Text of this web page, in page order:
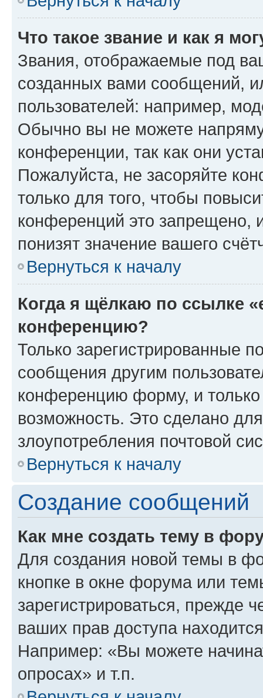
Что такое звание и как я
Звания, отображаемые под
созданных вами сообщений,
пользователей: например,
Обычно вы не можете
конференции, так как они
Пожалуйста, не засоряйте
только для того, чтобы
конференций это запрещено,
понизят значение вашего
Вернуться к началу
Когда я щёлкаю по ссылке
конференцию?
Только зарегистрированные
сообщения другим
конференцию форму, и
возможность. Это сделано
злоупотребления почтовой
Вернуться к началу
Создание сообщений
Как мне создать тему в
Для создания новой темы в
кнопке в окне форума или
зарегистрироваться, прежде
ваших прав доступа
Например: «Вы можете
опросах» и т.п.